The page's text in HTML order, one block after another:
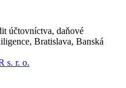
účtovníctva, daňové
Bratislava, Banská